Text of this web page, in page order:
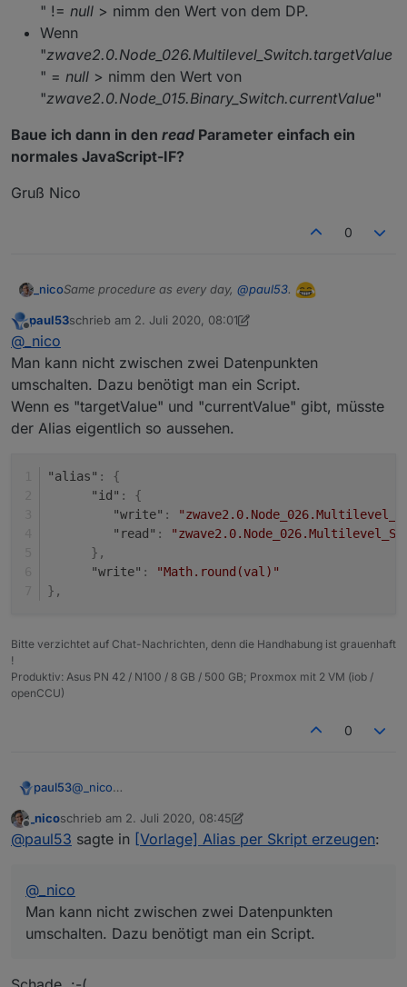
" != null > nimm den Wert von dem DP.
Wenn
"zwave2.0.Node_026.Multilevel_Switch.targetValue
" = null > nimm den Wert von
"zwave2.0.Node_015.Binary_Switch.currentValue"
Baue ich dann in den read Parameter einfach ein
normales JavaScript-IF?
Gruß Nico
0
_nicoSame procedure as every day, @paul53.
Ich haben einkleines Problem und überlege, wie ich es
folgende Frage:
Kann ich die denreadParameter noch komplexer
aufbauen?
Schlafzimmer.Beschattung.Franzoesischer-
Balkon.PositionTarget
"alias": {
"id":
      "write": "Math.round(val)"
Meine Vorhaben in Worten für alias.0.Haus.OG-
Schlafzimmer.Beschattung.Franzoesischer-
Balkon.PositionTarget :
Wenn
zwave2.0.Node_026.Multilevel_Switch.targetValue
=null> nimm den Wert von
Parameter einfach ein
Offline
paul53schrieb am 2. Juli 2020, 08:01
zuletzt editiert von paul537. Feb. 2020, 10:02
@ _nico
Man kann nicht zwischen zwei Datenpunkten
umschalten. Dazu benötigt man ein Script.
Wenn es "targetValue" und "currentValue" gibt, müsste
der Alias eigentlich so aussehen.
"alias" :
{
"id" :
{
"write" :
"read" :
} ,
"write" :
"Math.round(val)"
} ,
Bitte verzichtet auf Chat-Nachrichten, denn die Handhabung ist grauenhaft
!
Produktiv: Asus PN 42 / N100 / 8 GB / 500 GB; Proxmox mit 2 VM (iob /
openCCU)
0
paul53@ _nico
umschalten. Dazu benötigt man ein Script.
Wenn es "targetValue" und "currentValue" gibt, müsste
"alias": {
      "id": {
      },
      "write": "Math.round(val)"
Offline
_nicoschrieb am 2. Juli 2020, 08:45
zuletzt editiert von _nico 7. Feb. 2020, 15:13
@paul53 sagte in [Vorlage] Alias per Skript erzeugen:
@ _nico
Man kann nicht zwischen zwei Datenpunkten
umschalten. Dazu benötigt man ein Script.